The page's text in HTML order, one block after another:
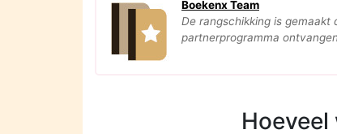
Boekenx Team
De rangschikking is gemaakt
partnerprogramma
Hoeveel